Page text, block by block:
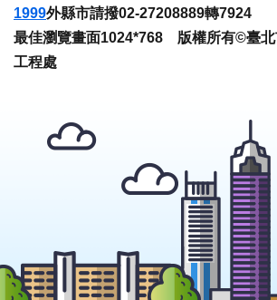
1999外縣市請撥02-27208889轉7924
最佳瀏覽畫面1024*768 版權所有©臺北
工程處